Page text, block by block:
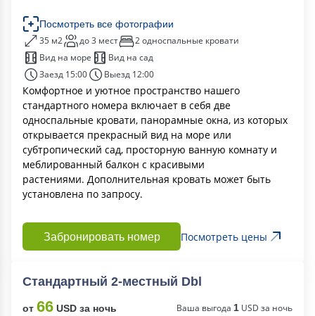
Посмотреть все фотографии
35 м2 до 3 мест
2 односпальные кровати
Вид на море
Вид на сад
Заезд 15:00
Выезд 12:00
Комфортное и уютное пространство нашего
стандартного номера включает в себя две
односпальные кровати, панорамные окна, из которых
открывается прекрасный вид на море или
субтропический сад, просторную ванную комнату и
меблированный балкон с красивыми
растениями. Дополнительная кровать может быть
установлена ​​по запросу.
Забронировать номер Посмотреть цены
Стандартный 2-местный Dbl
от 66 USD за ночь Ваша выгода 1 USD за ночь